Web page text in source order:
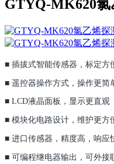
GTYQ-MK620氯
■ 插拔式智能传感器，标定方
■ 遥控器操作方式，操作更简
■ LCD液晶面板，显示更直观
■ 模块化电路设计，维护更方
■ 进口传感器，精度高，响应
■ 可编程继电器输出，可外接